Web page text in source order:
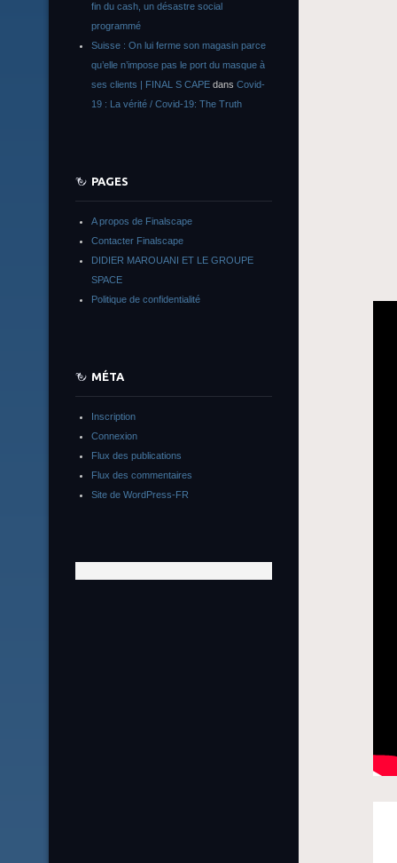
fin du cash, un désastre social
programmé
Suisse : On lui ferme son magasin parce
qu’elle n’impose pas le port du masque à
ses clients | FINAL S CAPE dans Covid-
19 : La vérité / Covid-19: The Truth
PAGES
A propos de Finalscape
Contacter Finalscape
DIDIER MAROUANI ET LE GROUPE
SPACE
Politique de confidentialité
MÉTA
Inscription
Connexion
Flux des publications
Flux des commentaires
Site de WordPress-FR